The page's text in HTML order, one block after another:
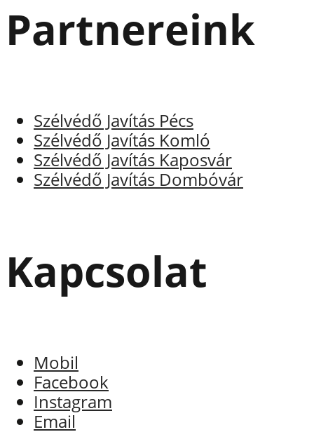
Partnereink
Szélvédő Javítás Pécs
Szélvédő Javítás Komló
Szélvédő Javítás Kaposvár
Szélvédő Javítás Dombóvár
Kapcsolat
Mobil
Facebook
Instagram
Email